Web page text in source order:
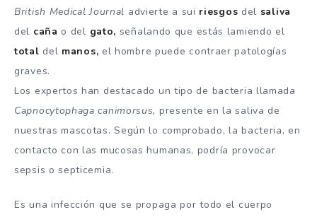
British Medical Journal advierte a sui riesgos del saliva
del caña o del gato, señalando que estás lamiendo el
total del manos, el hombre puede contraer patologías
graves.
Los expertos han destacado un tipo de bacteria llamada
Capnocytophaga canimorsus, presente en la saliva de
nuestras mascotas. Según lo comprobado, la bacteria, en
contacto con las mucosas humanas, podría provocar
sepsis o septicemia.
Es una infección que se propaga por todo el cuerpo